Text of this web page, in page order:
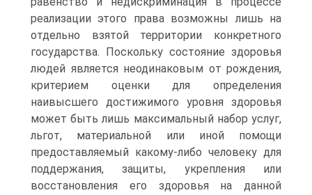
реализации этого права возможны лишь на
отдельно взятой территории конкретного
государства. Поскольку состояние здоровья
людей является неодинаковым от рождения,
критерием оценки для определения
наивысшего достижимого уровня здоровья
может быть лишь максимальный набор услуг,
льгот, материальной или иной помощи
предоставляемый какому-либо человеку для
поддержания, защиты, укрепления или
восстановления его здоровья на данной